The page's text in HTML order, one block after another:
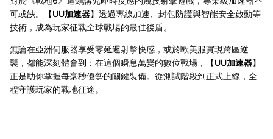
可或缺。【UU加速器】透過專線加速、封包防護與智能安全啟動等
技術，成為玩家征戰全球戰場的最佳後盾。
無論在亞洲伺服器享受零延遲射擊快感，或於歐美服實現跨區逆
襲，都能深刻體會到：在這個瞬息萬變的數位戰場，【UU加速器】
正是助你掌握每毫秒優勢的關鍵裝備。從測試階段到正式上線，全
程守護玩家的戰地征途。